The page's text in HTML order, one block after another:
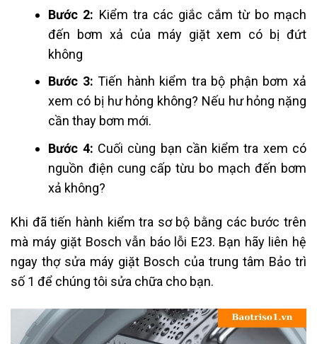
Bước 2: Kiểm tra các giắc cắm từ bo mạch
đến bơm xả của máy giặt xem có bị đứt
không
Bước 3: Tiến hành kiểm tra bộ phận bơm xả
xem có bị hư hỏng không? Nếu hư hỏng nặng
cần thay bơm mới.
Bước 4: Cuối cùng bạn cần kiểm tra xem có
nguồn điện cung cấp từu bo mạch đến bơm
xả không?
Khi đã tiến hành kiểm tra sơ bộ bằng các bước trên
mà máy giặt Bosch vẫn báo lỗi E23. Bạn hãy liên hệ
ngay thợ sửa máy giặt Bosch của trung tâm Bảo trì
số 1 để chúng tôi sửa chữa cho bạn.